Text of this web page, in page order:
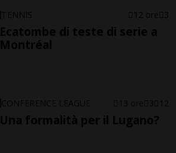
TENNIS 12 ore 3
Ecatombe di teste di serie a
Montréal
CONFERENCE LEAGUE 13 ore 3 12
Una formalità per il Lugano?